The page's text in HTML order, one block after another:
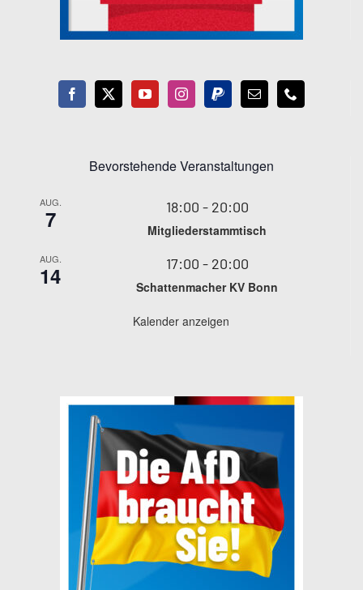
Bevorstehende Veranstaltungen
AUG.
7 18:00 - 20:00
Mitgliederstammtisch
AUG.
14 17:00 - 20:00
Schattenmacher KV Bonn
Kalender anzeigen